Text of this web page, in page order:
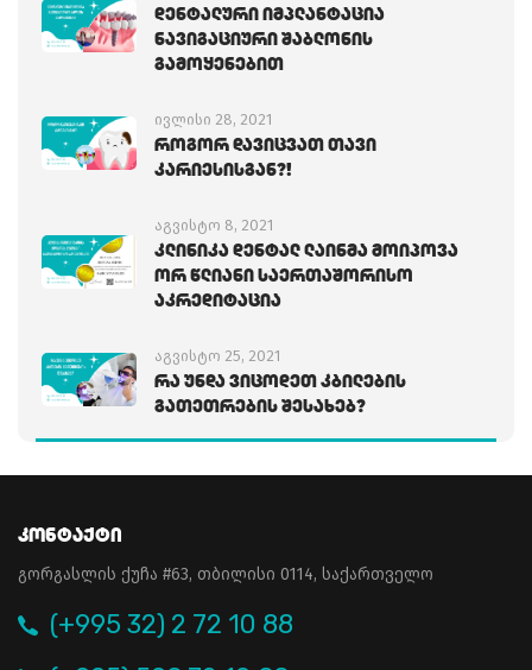
Დენტალური Იმპლანტაცია
Ნავიგაციური Შაბლონის
Გამოყენებით
ივლისი 28, 2021
Როგორ Დავიცვათ Თავი
Კარიესისგან?!
აგვისტო 8, 2021
Კლინიკა Დენტალ Ლაინმა Მოიპოვა
Ორ Წლიანი Საერთაშორისო
Აკრედიტაცია
აგვისტო 25, 2021
Რა Უნდა Ვიცოდეთ Კბილების
Გათეთრების Შესახებ?
Კონტაქტი
გორგასლის ქუჩა #63, თბილისი 0114, საქართველო
(+995 32) 2 72 10 88